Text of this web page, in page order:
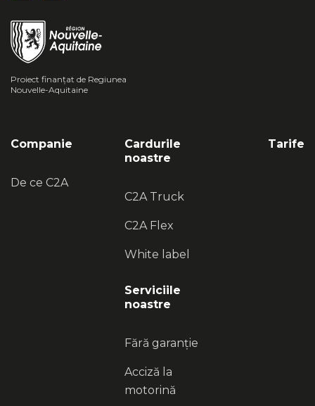
Proiect finanțat de Regiunea
Nouvelle-Aquitaine
Companie
De ce C2A
Cardurile
noastre
C2A Truck
C2A Flex
White label
Serviciile
noastre
Fără garanție
Acciză la
motorină
Tarife